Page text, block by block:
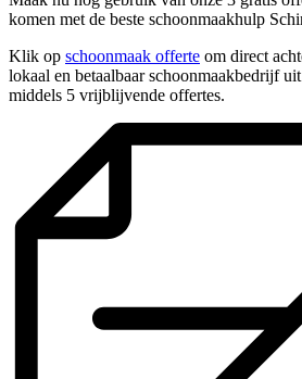
komen met de beste schoonmaakhulp
Klik op schoonmaak offerte om direct
lokaal en betaalbaar schoonmaakbedrijf
middels 5 vrijblijvende offertes.